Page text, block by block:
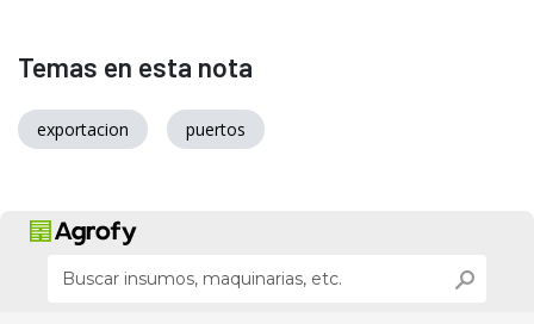
Temas en esta nota
exportacion puertos